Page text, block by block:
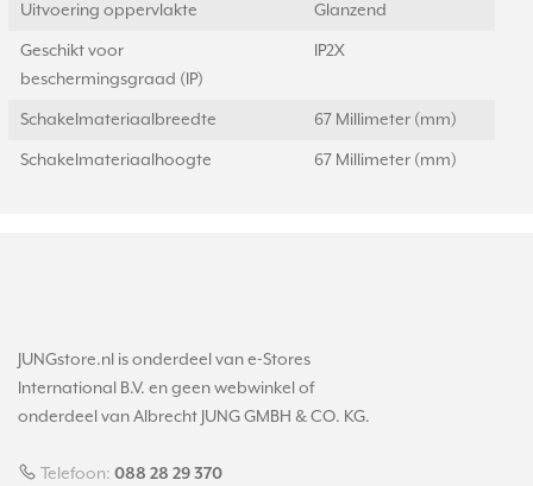
Uitvoering oppervlakte Glanzend
Geschikt voor
beschermingsgraad (IP)
IP2X
Schakelmateriaalbreedte 67 Millimeter (mm)
Schakelmateriaalhoogte 67 Millimeter (mm)
JUNGstore.nl is onderdeel van e-Stores
International B.V. en geen webwinkel of
onderdeel van Albrecht JUNG GMBH & CO. KG.
Telefoon: 088 28 29 370